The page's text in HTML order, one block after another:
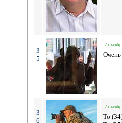
3
5
7
Очень
3
6
7
To